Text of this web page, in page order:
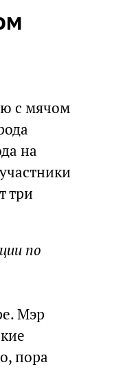
с мячом
на
три
по
Мэр
пора